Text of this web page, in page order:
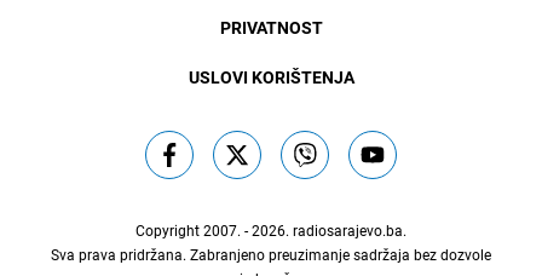
PRIVATNOST
USLOVI KORIŠTENJA
Copyright 2007. - 2026. radiosarajevo.ba.
Sva prava pridržana. Zabranjeno preuzimanje sadržaja bez dozvole